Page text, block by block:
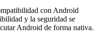
con Android
y la seguridad se
Android de forma nativa.